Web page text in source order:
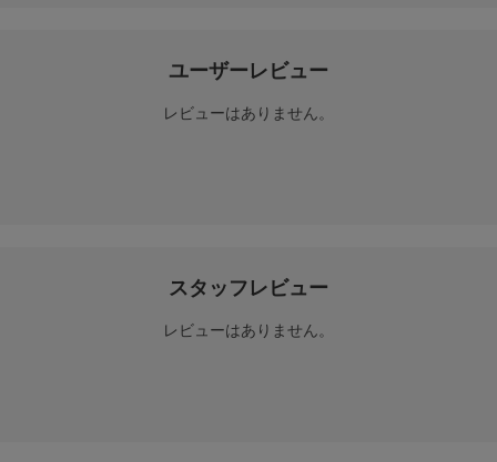
ユーザーレビュー
レビューはありません。
スタッフレビュー
レビューはありません。